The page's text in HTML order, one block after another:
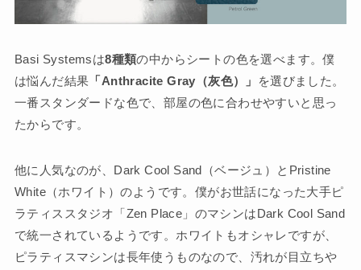
Basi Systemsは8種類の中からシートの色を選べます。僕
は悩んだ結果 「Anthracite Gray（灰色）」
を選びました。
一番スタンダードな色で、部屋の色に合わせやすいと思っ
たからです。
他に人気なのが、Dark Cool Sand（ベージュ）とPristine
White（ホワイト）のようです。僕がお世話になった大手ピ
ラティススタジオ「Zen Place」のマシンはDark Cool Sand
で統一されているようです。ホワイトもオシャレですが、
ピラティスマシンは長年使うものなので、汚れが目立ちや